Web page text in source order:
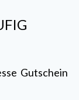
Gutschein